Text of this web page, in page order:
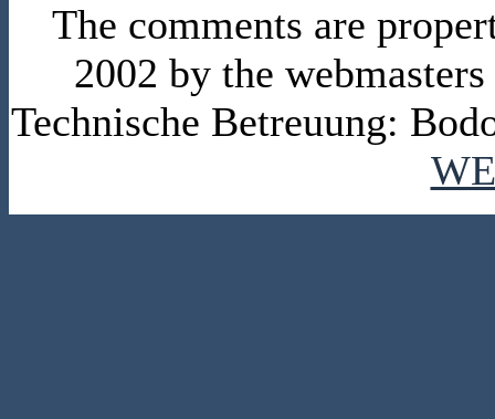
The comments are
2002 by the
Technische Betreuung: